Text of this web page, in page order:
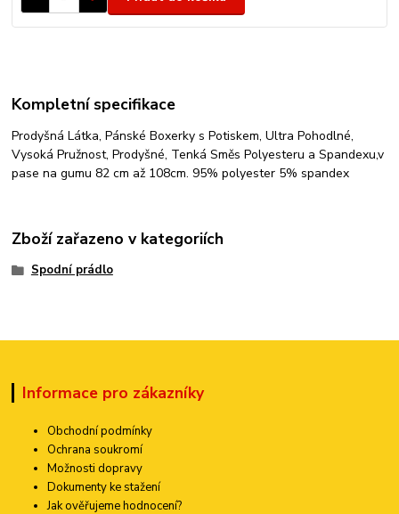
Kompletní specifikace
Prodyšná Látka, Pánské Boxerky s Potiskem, Ultra Pohodlné,
Vysoká Pružnost, Prodyšné, Tenká Směs Polyesteru a Spandexu,v
pase na gumu 82 cm až 108cm. 95% polyester 5% spandex
Zboží zařazeno v kategoriích
Spodní prádlo
Informace pro zákazníky
Obchodní podmínky
Ochrana soukromí
Možnosti dopravy
Dokumenty ke stažení
Jak ověřujeme hodnocení?